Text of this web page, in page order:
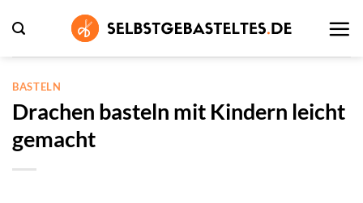
Inhalt
springen
BASTELN
Drachen basteln mit Kindern leicht
gemacht